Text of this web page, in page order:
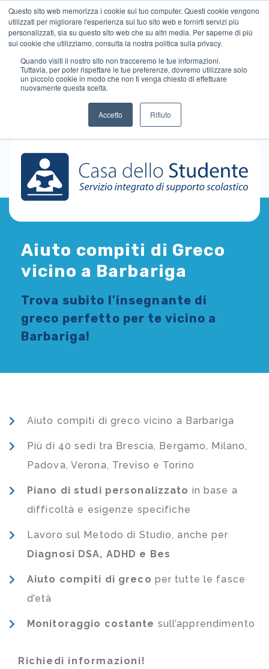
Questo sito web memorizza i cookie sul tuo computer. Questi cookie vengono
utilizzati per migliorare l'esperienza sul tuo sito web e fornirti servizi più
personalizzati, sia su questo sito web che su altri media. Per saperne di più
sui cookie che utilizziamo, consulta la nostra politica sulla privacy.
Quando visiti il ​​nostro sito non tracceremo le tue informazioni.
Tuttavia, per poter rispettare le tue preferenze, dovremo utilizzare solo
un piccolo cookie in modo che non ti venga chiesto di effettuare
nuovamente questa scelta.
Accetto Rifiuto
Aiuto compiti di Greco
vicino a Barbariga
Trova subito l'insegnante di
greco perfetto per te vicino a
Barbariga!
Aiuto compiti di greco vicino a Barbariga
Più di 40 sedi tra Brescia, Bergamo, Milano,
Padova, Verona, Treviso e Torino
Piano di studi personalizzato in base a
difficoltà e esigenze specifiche
Lavoro sul Metodo di Studio, anche per
Diagnosi DSA, ADHD e Bes
Aiuto compiti di greco per tutte le fasce
d’età
Monitoraggio costante sull’apprendimento
Richiedi informazioni!